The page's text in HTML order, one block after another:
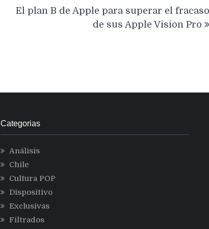
El plan B de Apple para superar el fracaso
de sus Apple Vision Pro
Categorias
Análisis
Chile
Cultura POP
Dispositivo
Exclusivas
Filtrados